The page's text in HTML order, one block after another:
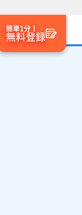
簡単1分！
無料登録